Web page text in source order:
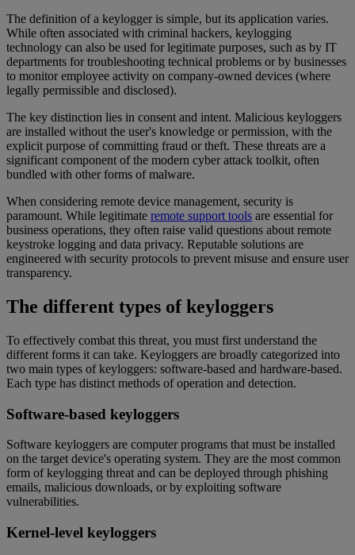
The definition of a keylogger is simple, but its application varies.
While often associated with criminal hackers, keylogging
technology can also be used for legitimate purposes, such as by IT
departments for troubleshooting technical problems or by businesses
to monitor employee activity on company-owned devices (where
legally permissible and disclosed).
The key distinction lies in consent and intent. Malicious keyloggers
are installed without the user's knowledge or permission, with the
explicit purpose of committing fraud or theft. These threats are a
significant component of the modern cyber attack toolkit, often
bundled with other forms of malware.
When considering remote device management, security is
paramount. While legitimate remote support tools are essential for
business operations, they often raise valid questions about remote
keystroke logging and data privacy. Reputable solutions are
engineered with security protocols to prevent misuse and ensure user
transparency.
The different types of keyloggers
To effectively combat this threat, you must first understand the
different forms it can take. Keyloggers are broadly categorized into
two main types of keyloggers: software-based and hardware-based.
Each type has distinct methods of operation and detection.
Software-based keyloggers
Software keyloggers are computer programs that must be installed
on the target device's operating system. They are the most common
form of keylogging threat and can be deployed through phishing
emails, malicious downloads, or by exploiting software
vulnerabilities.
Kernel-level keyloggers